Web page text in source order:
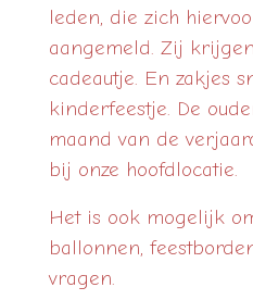
leden, die zich
aangemeld. Zij
cadeautje. En zakjes
kinderfeestje. De
maand van de
bij onze hoofdlocatie.
Het is ook mogelijk
ballonnen,
vragen.